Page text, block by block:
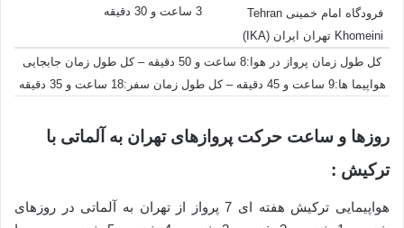
3 ساعت و 30 دقیقه
فرودگاه امام خمینی Tehran
Khomeini تهران ایران (IKA)
کل طول زمان پرواز در هوا:8 ساعت و 50 دقیقه – کل طول زمان جابجایی
هواپیما ها:9 ساعت و 45 دقیقه – کل طول زمان سفر:18 ساعت و 35 دقیقه
روزها و ساعت حرکت پروازهای تهران به آلماتی با
ترکیش :
هواپیمایی ترکیش هفته ای 7 پرواز از تهران به آلماتی در روزهای